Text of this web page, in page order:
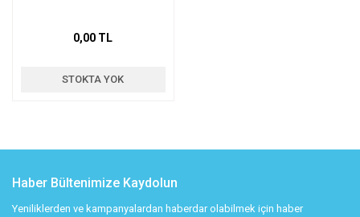
0,00 TL
STOKTA YOK
Haber Bültenimize Kaydolun
Yeniliklerden ve kampanyalardan haberdar olabilmek için haber